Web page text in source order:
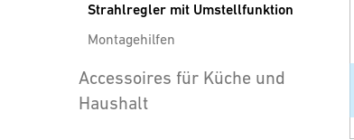
Strahlregler mit Umstellfunktion
Montagehilfen
Accessoires für Küche und
Haushalt